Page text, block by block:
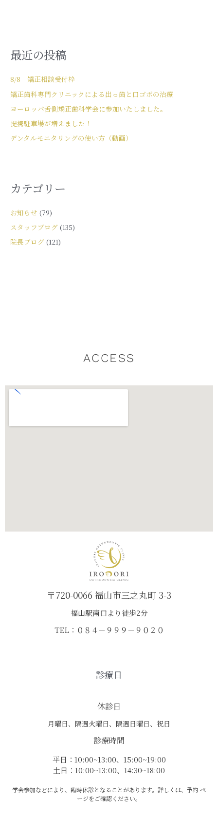
最近の投稿
8/8 矯正相談受付枠
矯正歯科専門クリニックによる出っ歯と口ゴボの治療
ヨーロッパ舌側矯正歯科学会に参加いたしました。
提携駐車場が増えました！
デンタルモニタリングの使い方（動画）
カテゴリー
お知らせ (79)
スタッフブログ (135)
院長ブログ (121)
ACCESS
〒720-0066 福山市三之丸町 3-3
福山駅南口より徒歩2分
TEL：０８４－９９９－９０２０
診療日
休診日
月曜日、隔週火曜日、隔週日曜日、祝日
診療時間
平日：10:00~13:00、15:00~19:00
土日：10:00~13:00、14:30~18:00
学会参加などにより、臨時休診となることがあります。詳しくは、予約 ペ
ージをご確認ください。